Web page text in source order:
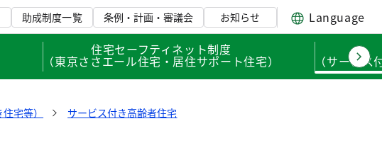
助成制度一覧 条例・計画・審議会 お知らせ
Language
住宅セーフティネット制度
（東京ささエール住宅・居住サポート住宅） （サービ
宅等）
サービス付き高齢者住宅